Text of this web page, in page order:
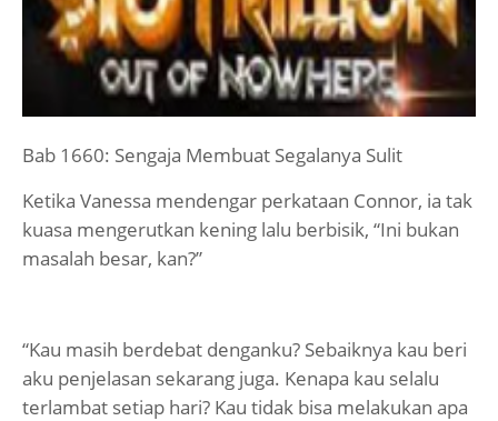
Bab 1660: Sengaja Membuat Segalanya Sulit
Ketika Vanessa mendengar perkataan Connor, ia tak
kuasa mengerutkan kening lalu berbisik, “Ini bukan
masalah besar, kan?”
“Kau masih berdebat denganku? Sebaiknya kau beri
aku penjelasan sekarang juga. Kenapa kau selalu
terlambat setiap hari? Kau tidak bisa melakukan apa